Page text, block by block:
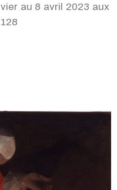
au 8 avril 2023 aux